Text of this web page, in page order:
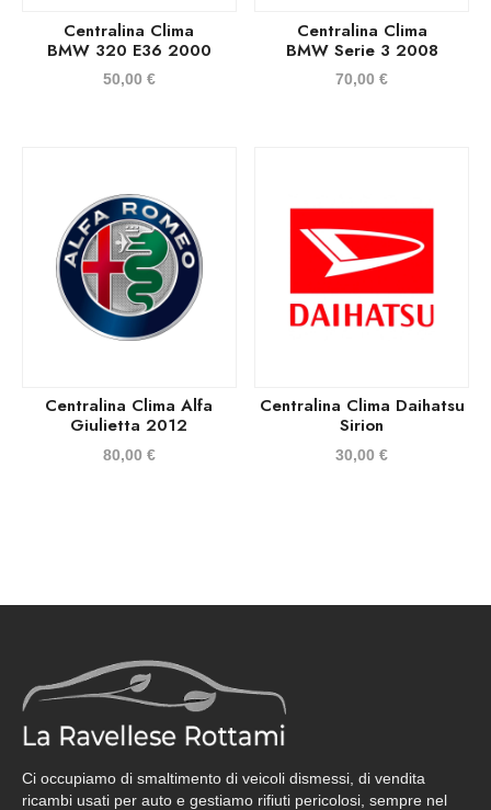
Centralina Clima
BMW 320 E36 2000
50,00 €
Centralina Clima
BMW Serie 3 2008
70,00€
Centralina Clima Alfa
Giulietta 2012
80,00 €
Centralina Clima Daihatsu
Sirion
30,00€
Ci occupiamo di smaltimento di veicoli dismessi, di vendita
ricambi usati per auto e gestiamo rifiuti pericolosi, sempre nel